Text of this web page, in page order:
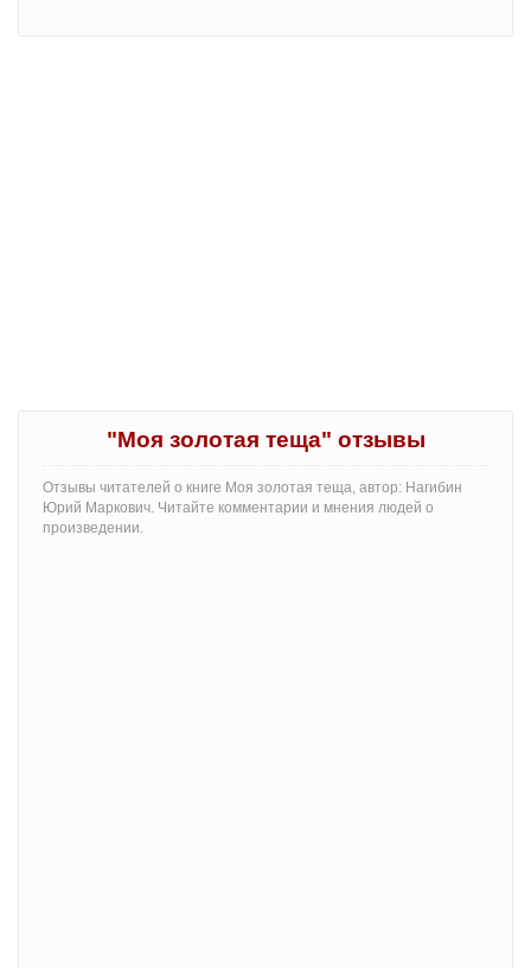
"Моя золотая теща" отзывы
Отзывы читателей о книге Моя золотая теща, автор: Нагибин
Юрий Маркович. Читайте комментарии и мнения людей о
произведении.